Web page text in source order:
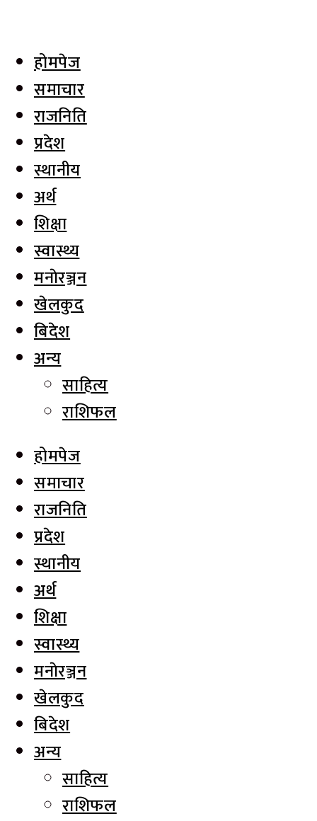
होमपेज
समाचार
राजनिति
प्रदेश
स्थानीय
अर्थ
शिक्षा
स्वास्थ्य
मनाेरञ्जन
खेलकुद
बिदेश
अन्य
साहित्य
राशिफल
होमपेज
समाचार
राजनिति
प्रदेश
स्थानीय
अर्थ
शिक्षा
स्वास्थ्य
मनाेरञ्जन
खेलकुद
बिदेश
अन्य
साहित्य
राशिफल